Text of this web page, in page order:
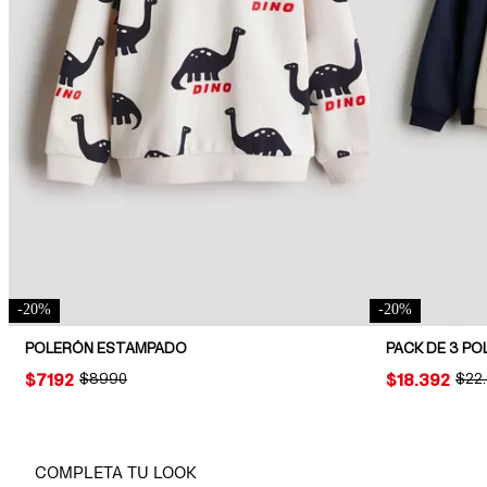
-20%
POLERÓN ESTAMPADO
ORIGINAL PRICE:
$8990
PRICE:
$7192
-20%
PRICE:
$18.392
COMPLETA TU LOOK